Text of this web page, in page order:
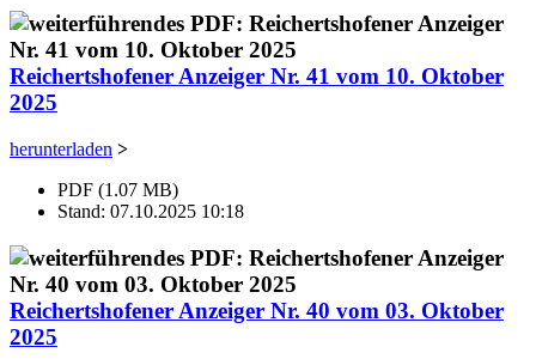
Reichertshofener Anzeiger Nr. 41 vom 10. Oktober
2025
herunterladen >
PDF (1.07 MB)
Stand: 07.10.2025 10:18
Reichertshofener Anzeiger Nr. 40 vom 03. Oktober
2025